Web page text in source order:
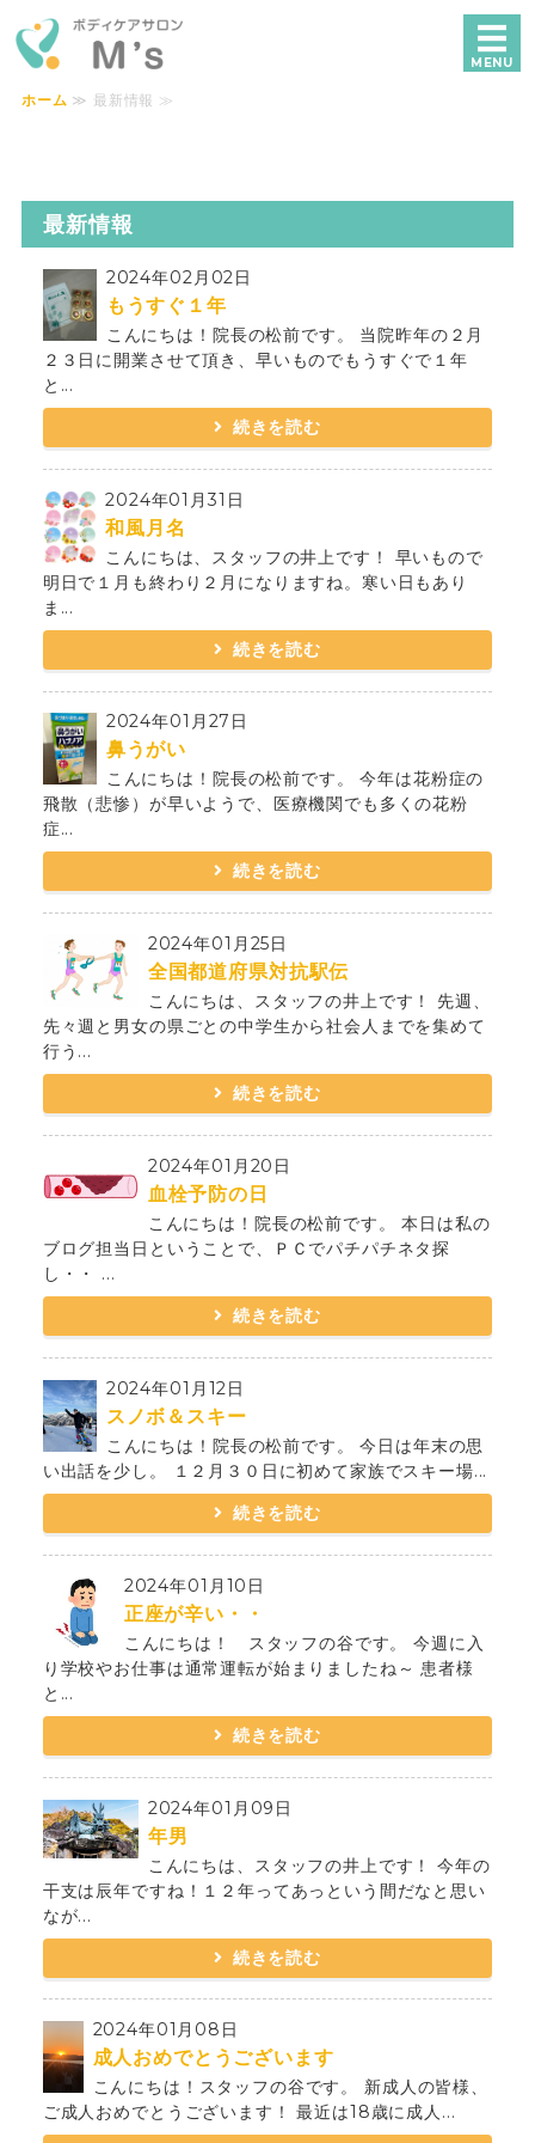
ボディケアサロンM's｜横浜で独自技術
MENU
ホーム
美容鍼
施術の流れ
ご予約・お問い合わせ
ホーム ≫ 最新情報 ≫
最新情報
2024年02月02日
もうすぐ１年
こんにちは！院長の松前です。 当院昨年の２月
２３日に開業させて頂き、早いものでもうすぐで１年
と...
続きを読む
2024年01月31日
和風月名
こんにちは、スタッフの井上です！ 早いもので
明日で１月も終わり２月になりますね。寒い日もあり
ま...
続きを読む
2024年01月27日
鼻うがい
こんにちは！院長の松前です。 今年は花粉症の
飛散（悲惨）が早いようで、医療機関でも多くの花粉
症...
続きを読む
2024年01月25日
全国都道府県対抗駅伝
こんにちは、スタッフの井上です！ 先週、
先々週と男女の県ごとの中学生から社会人までを集めて
行う...
続きを読む
2024年01月20日
血栓予防の日
こんにちは！院長の松前です。 本日は私の
ブログ担当日ということで、ＰＣでパチパチネタ探
し・・ ...
続きを読む
2024年01月12日
スノボ＆スキー
こんにちは！院長の松前です。 今日は年末の思
い出話を少し。 １２月３０日に初めて家族でスキー場...
続きを読む
2024年01月10日
正座が辛い・・
こんにちは！ スタッフの谷です。 今週に入
り学校やお仕事は通常運転が始まりましたね～ 患者様
と...
続きを読む
2024年01月09日
年男
こんにちは、スタッフの井上です！ 今年の
干支は辰年ですね！１２年ってあっという間だなと思い
なが...
続きを読む
2024年01月08日
成人おめでとうございます
こんにちは！スタッフの谷です。 新成人の皆様、
ご成人おめでとうございます！ 最近は18歳に成人...